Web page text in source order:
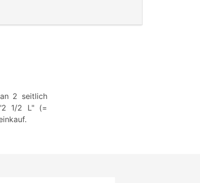
2 seitlich
1/2 L" (=